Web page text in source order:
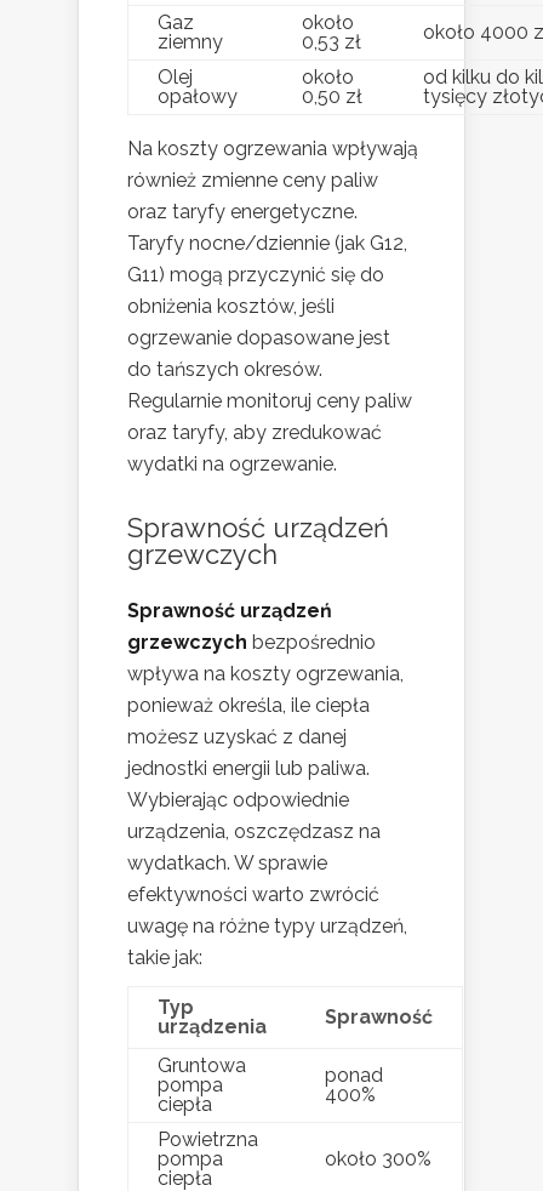
Gaz
ziemny
około
0,53 zł
około 4000
Olej
opałowy
około
0,50 zł
od kilku do
tysięcy
Na koszty ogrzewania wpływają
również zmienne ceny paliw
oraz taryfy energetyczne.
Taryfy nocne/dziennie (jak G12,
G11) mogą przyczynić się do
obniżenia kosztów, jeśli
ogrzewanie dopasowane jest
do tańszych okresów.
Regularnie monitoruj ceny paliw
oraz taryfy, aby zredukować
wydatki na ogrzewanie.
Sprawność urządzeń
grzewczych
Sprawność urządzeń
grzewczych bezpośrednio
wpływa na koszty ogrzewania,
ponieważ określa, ile ciepła
możesz uzyskać z danej
jednostki energii lub paliwa.
Wybierając odpowiednie
urządzenia, oszczędzasz na
wydatkach. W sprawie
efektywności warto zwrócić
uwagę na różne typy urządzeń,
takie jak:
Typ
urządzenia
Sprawność
Gruntowa
pompa
ciepła
ponad
400%
Powietrzna
pompa
ciepła
około 300%